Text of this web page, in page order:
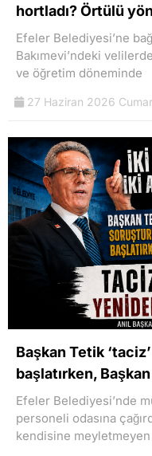
hortladı? Örtülü
Efeler Belediyesi’ne
Bakımevi’ndeki
ve öğretim döneminde
27 Haziran 2026
Başkan Tetik
başlatırken,
Efeler Belediyesi’nde
personeli odasına
kendisine